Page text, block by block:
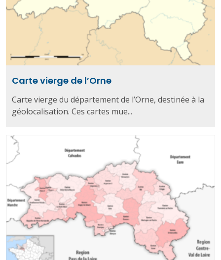
Carte vierge de l’Orne
Carte vierge du département de l’Orne, destinée à la
géolocalisation. Ces cartes mue...